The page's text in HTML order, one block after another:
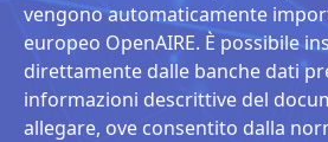
vengono automaticamente
europeo OpenAIRE. È possibile
direttamente dalle banche dati
informazioni descrittive del
allegare, ove consentito dalla